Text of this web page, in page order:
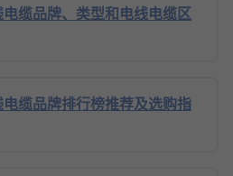
缆品牌、类型和电线电缆区
缆品牌排行榜推荐及选购指